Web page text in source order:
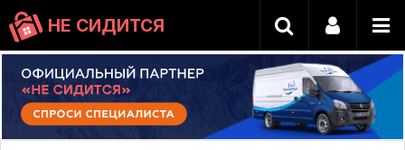
НЕ СИДИТСЯ